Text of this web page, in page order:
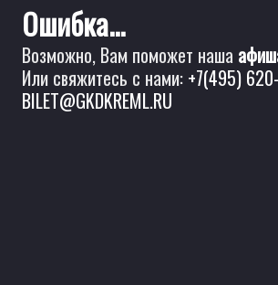
Ошибка...
Возможно, Вам поможет наша
Или свяжитесь с нами: +7(495)
BILET@GKDKREML.RU